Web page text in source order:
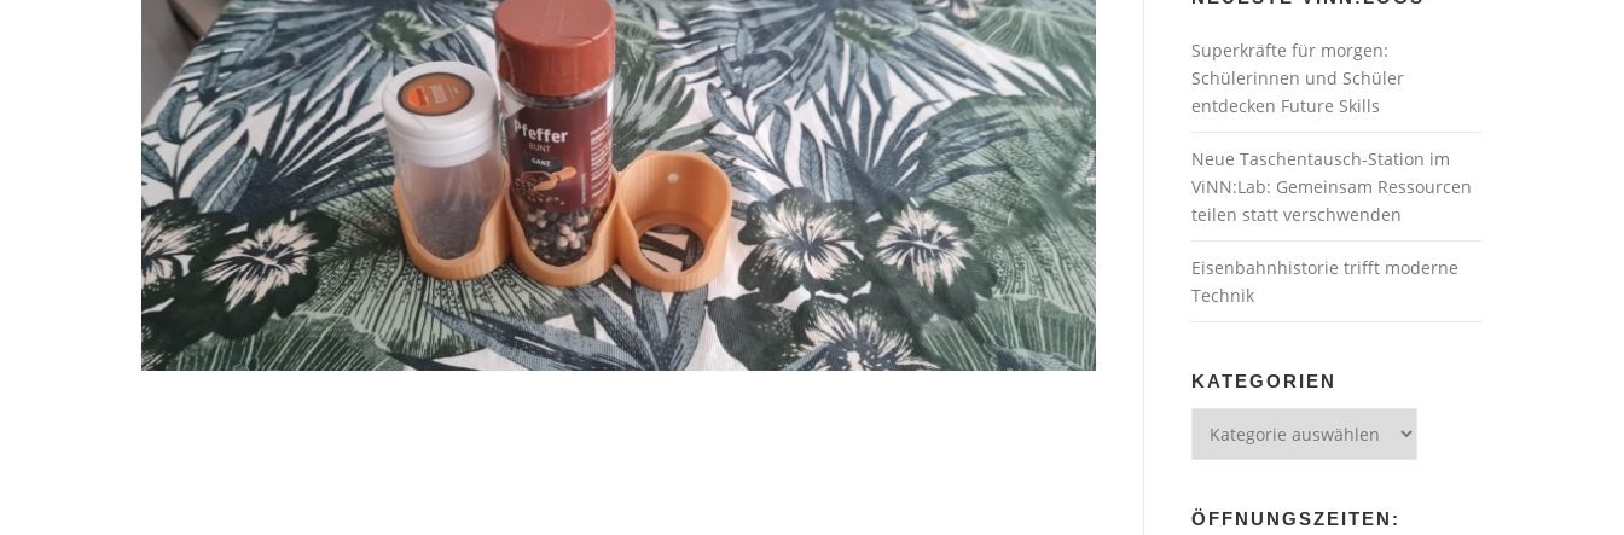
Superkräfte für morgen:
Schülerinnen und Schüler
entdecken Future Skills
Neue Taschentausch-Station im
ViNN:Lab: Gemeinsam Ressourcen
teilen statt verschwenden
Eisenbahnhistorie trifft moderne
Technik
KATEGORIEN
ÖFFNUNGSZEITEN: